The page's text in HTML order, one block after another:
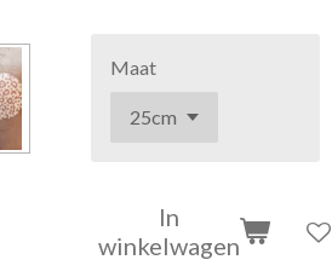
Maat
In
winkelwagen